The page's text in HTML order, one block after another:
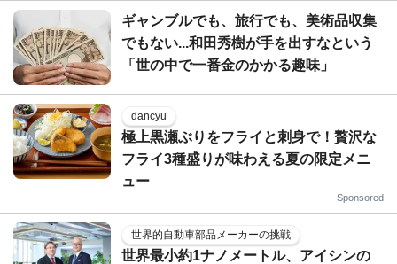
ギャンブルでも、旅行でも、美術品収集
でもない...和田秀樹が手を出すなという
「世の中で一番金のかかる趣味」
dancyu
極上黒瀬ぶりをフライと刺身で！贅沢な
フライ3種盛りが味わえる夏の限定メニ
ュー
Sponsored
世界的自動車部品メーカーの挑戦
世界最小約1ナノメートル、アイシンの